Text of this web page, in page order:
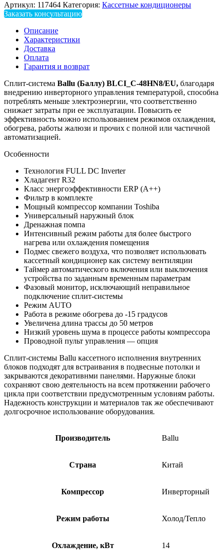
Артикул: 117464 Категория: Кассетные кондиционеры
Заказать консультацию
Описание
Характеристики
Доставка
Оплата
Гарантия и возврат
Сплит-система Ballu (Баллу) BLCI_C-48HN8/EU, благодаря
внедрению инверторного управления температурой, способна
потреблять меньше электроэнергии, что соответственно
снижает затраты при ее эксплуатации. Повысить ее
эффективность можно использованием режимов охлаждения,
обогрева, работы жалюзи и прочих с полной или частичной
автоматизацией.
Особенности
Технология FULL DC Inverter
Хладагент R32
Класс энергоэффективности ERP (А++)
Фильтр в комплекте
Мощный компрессор компании Toshiba
Универсальный наружный блок
Дренажная помпа
Интенсивный режим работы для более быстрого
нагрева или охлаждения помещения
Подмес свежего воздуха, что позволяет использовать
кассетный кондиционер как систему вентиляции
Таймер автоматического включения или выключения
устройства по заданным временным параметрам
Фазовый монитор, исключающий неправильное
подключение сплит-системы
Режим AUTO
Работа в режиме обогрева до -15 градусов
Увеличена длина трассы до 50 метров
Низкий уровень шума в процессе работы компрессора
Проводной пульт управления — опция
Сплит-системы Ballu кассетного исполнения внутренних
блоков подходят для встраивания в подвесные потолки и
закрываются декоративнми панелями. Наружные блоки
сохраняют свою деятельность на всем протяжении рабочего
цикла при соответствии предусмотренным условиям работы.
Надежность конструкции и материалов так же обеспечивают
долгосрочное использование оборудования.
Производитель Ballu
Страна Китай
Компрессор Инверторный
Режим работы Холод/Тепло
Охлаждение, кВт 14